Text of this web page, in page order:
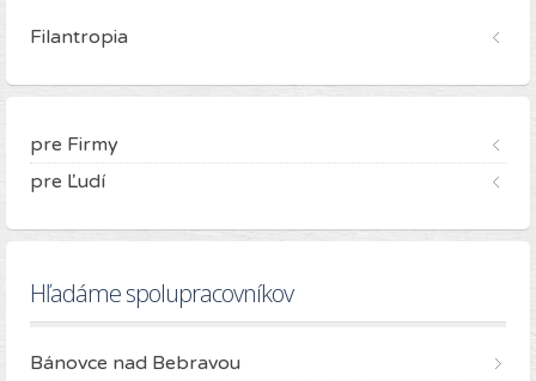
Filantropia
pre Firmy
pre Ľudí
Hľadáme spolupracovníkov
Bánovce nad Bebravou